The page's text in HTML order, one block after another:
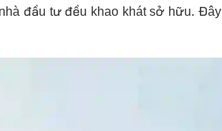
đầu tư đều khao khát sở hữu.